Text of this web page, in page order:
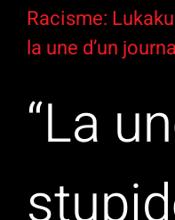
l'image
agrandie
Racisme:
la une d’un
“La